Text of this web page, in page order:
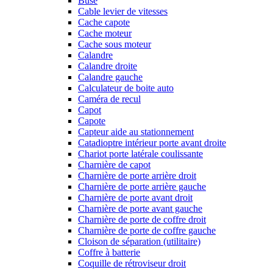
Cable levier de vitesses
Cache capote
Cache moteur
Cache sous moteur
Calandre
Calandre droite
Calandre gauche
Calculateur de boite auto
Caméra de recul
Capot
Capote
Capteur aide au stationnement
Catadioptre intérieur porte avant droite
Chariot porte latérale coulissante
Charnière de capot
Charnière de porte arrière droit
Charnière de porte arrière gauche
Charnière de porte avant droit
Charnière de porte avant gauche
Charnière de porte de coffre droit
Charnière de porte de coffre gauche
Cloison de séparation (utilitaire)
Coffre à batterie
Coquille de rétroviseur droit